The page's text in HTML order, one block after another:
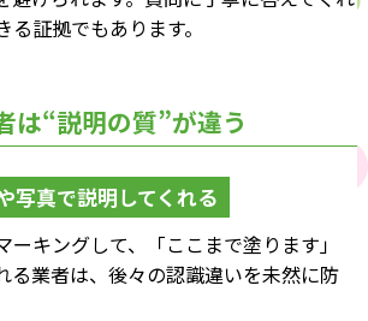
証拠でもあります。
は“説明の質”が違う
写真で説明してくれる
ーキングして、「ここまで塗ります」
る業者は、後々の認識違いを未然に防